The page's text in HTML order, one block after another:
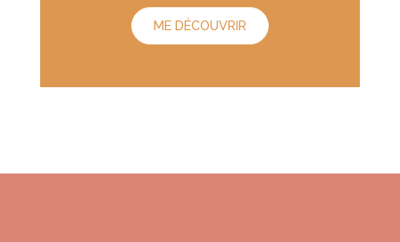
ME DÉCOUVRIR